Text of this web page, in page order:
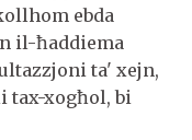
ebda
il-ħaddiema
ta' xejn,
tax-xogħol, bi